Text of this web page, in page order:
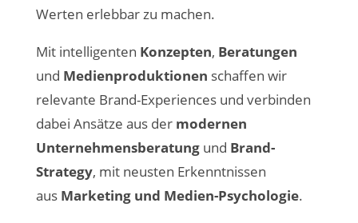
Werten erlebbar zu machen.
Mit intelligenten Konzepten, Beratungen
und Medienproduktionen schaffen wir
relevante Brand-Experiences und verbinden
dabei Ansätze aus der modernen
Unternehmensberatungund Brand-
Strategy, mit neusten Erkenntnissen
aus Marketing und Medien-Psychologie.